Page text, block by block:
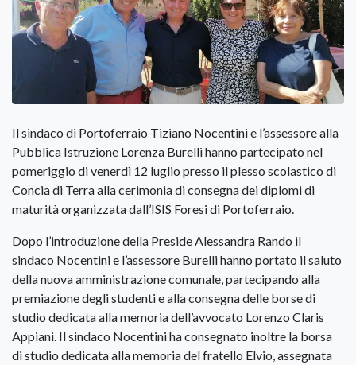
Il sindaco di Portoferraio Tiziano Nocentini e l’assessore alla
Pubblica Istruzione Lorenza Burelli hanno partecipato nel
pomeriggio di venerdì 12 luglio presso il plesso scolastico di
Concia di Terra alla cerimonia di consegna dei diplomi di
maturità organizzata dall’ISIS Foresi di Portoferraio.
Dopo l’introduzione della Preside Alessandra Rando il
sindaco Nocentini e l’assessore Burelli hanno portato il saluto
della nuova amministrazione comunale, partecipando alla
premiazione degli studenti e alla consegna delle borse di
studio dedicata alla memoria dell’avvocato Lorenzo Claris
Appiani. Il sindaco Nocentini ha consegnato inoltre la borsa
di studio dedicata alla memoria del fratello Elvio, assegnata